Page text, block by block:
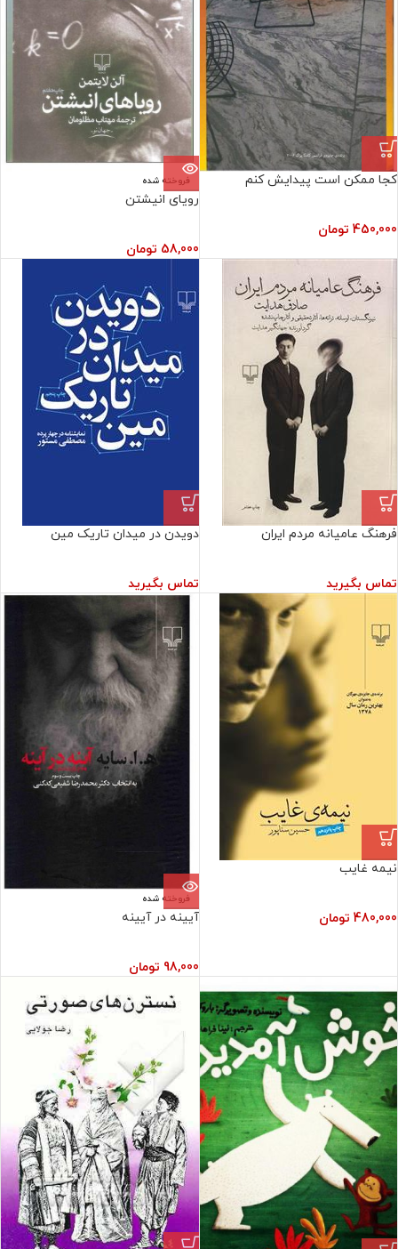
کجا ممکن است پیدایش کنم
450,000 تومان
فروخته شده
رویای انیشتن
58,000 تومان
فرهنگ عامیانه مردم ایران
تماس بگیرید
دویدن در میدان تاریک‌ مین
تماس بگیرید
نیمه غایب
480,000 تومان
فروخته شده
آیینه در آیینه
98,000 تومان